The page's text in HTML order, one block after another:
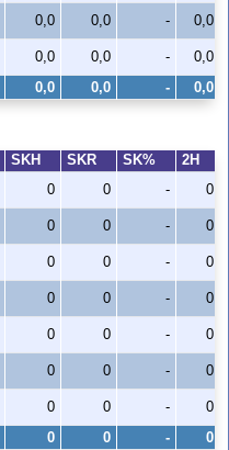
SKH SKR SK% 2H
0 0 -
0
0 0 -
0
0 0 -
0
0 0 -
0
0 0 -
0
0 0 -
0
0 0 - 0
0 0 - 0
0,0 0,0 -
0,0
0,0 0,0 - 0,0
0,0 0,0 - 0,0